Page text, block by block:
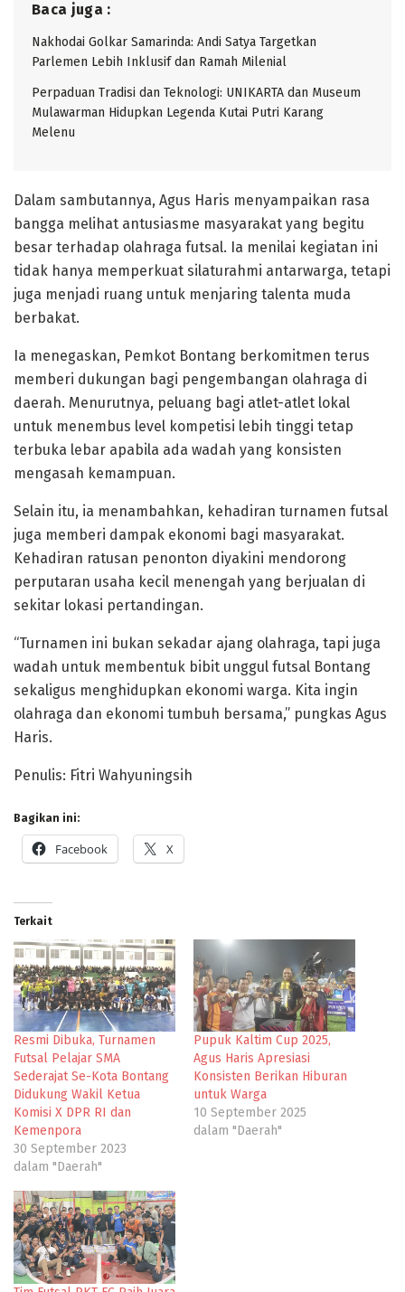
Baca juga :
Nakhodai Golkar Samarinda: Andi Satya Targetkan
Parlemen Lebih Inklusif dan Ramah Milenial
Perpaduan Tradisi dan Teknologi: UNIKARTA dan Museum
Mulawarman Hidupkan Legenda Kutai Putri Karang
Melenu
Dalam sambutannya, Agus Haris menyampaikan rasa
bangga melihat antusiasme masyarakat yang begitu
besar terhadap olahraga futsal. Ia menilai kegiatan ini
tidak hanya memperkuat silaturahmi antarwarga, tetapi
juga menjadi ruang untuk menjaring talenta muda
berbakat.
Ia menegaskan, Pemkot Bontang berkomitmen terus
memberi dukungan bagi pengembangan olahraga di
daerah. Menurutnya, peluang bagi atlet-atlet lokal
untuk menembus level kompetisi lebih tinggi tetap
terbuka lebar apabila ada wadah yang konsisten
mengasah kemampuan.
Selain itu, ia menambahkan, kehadiran turnamen futsal
juga memberi dampak ekonomi bagi masyarakat.
Kehadiran ratusan penonton diyakini mendorong
perputaran usaha kecil menengah yang berjualan di
sekitar lokasi pertandingan.
“Turnamen ini bukan sekadar ajang olahraga, tapi juga
wadah untuk membentuk bibit unggul futsal Bontang
sekaligus menghidupkan ekonomi warga. Kita ingin
olahraga dan ekonomi tumbuh bersama,” pungkas Agus
Haris.
Penulis: Fitri Wahyuningsih
Bagikan ini:
Facebook X
Terkait
Resmi Dibuka, Turnamen
Futsal Pelajar SMA
Sederajat Se-Kota Bontang
Didukung Wakil Ketua
Komisi X DPR RI dan
Kemenpora
30 September 2023
dalam "Daerah"
Pupuk Kaltim Cup 2025,
Agus Haris Apresiasi
Konsisten Berikan Hiburan
untuk Warga
10 September 2025
dalam "Daerah"